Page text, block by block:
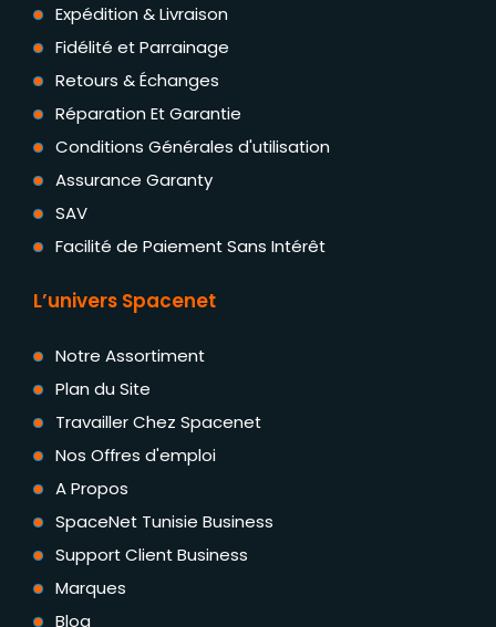
Expédition & Livraison
Fidélité et Parrainage
Retours & Échanges
Réparation Et Garantie
Conditions Générales d'utilisation
Assurance Garanty
SAV
Facilité de Paiement Sans Intérêt
L’univers Spacenet
Notre Assortiment
Plan du Site
Travailler Chez Spacenet
Nos Offres d'emploi
A Propos
SpaceNet Tunisie Business
Support Client Business
Marques
Blog